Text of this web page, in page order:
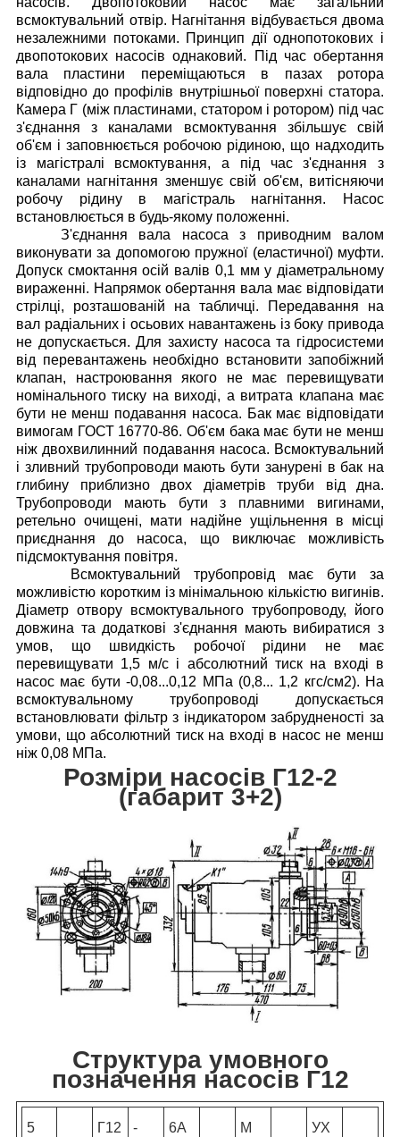
всмоктувальний отвір. Нагнітання відбувається двома
незалежними потоками. Принцип дії однопотокових і
двопотокових насосів однаковий. Під час обертання
вала пластини переміщаються в пазах ротора
відповідно до профілів внутрішньої поверхні статора.
Камера Г (між пластинами, статором і ротором) під час
з'єднання з каналами всмоктування збільшує свій
об'єм і заповнюється робочою рідиною, що надходить
із магістралі всмоктування, а під час з'єднання з
каналами нагнітання зменшує свій об'єм, витісняючи
робочу рідину в магістраль нагнітання.
Насос
встановлюється в будь-якому положенні.
З'єднання вала насоса з приводним валом
виконувати за допомогою пружної (еластичної) муфти.
Допуск смоктання осій валів 0,1 мм у діаметральному
вираженні. Напрямок обертання вала має відповідати
стрілці, розташованій на табличці. Передавання на
вал радіальних і осьових навантажень із боку привода
не допускається. Для захисту насоса та гідросистеми
від перевантажень необхідно встановити запобіжний
клапан, настроювання якого не має перевищувати
номінального тиску на виході, а витрата клапана має
бути не менш подавання насоса. Бак має відповідати
вимогам ГОСТ 16770-86. Об'єм бака має бути не менш
ніж двохвилинний подавання насоса. Всмоктувальний
і зливний трубопроводи мають бути занурені в бак на
глибину приблизно двох діаметрів труби від дна.
Трубопроводи мають бути з плавними вигинами,
ретельно очищені, мати надійне ущільнення в місці
приєднання до насоса, що виключає можливість
підсмоктування повітря.
Всмоктувальний трубопровід має бути за
можливістю коротким із мінімальною кількістю вигинів.
Діаметр отвору всмоктувального трубопроводу, його
довжина та додаткові з'єднання мають вибиратися з
умов, що швидкість робочої рідини не має
перевищувати 1,5 м/с і абсолютний тиск на вході в
насос має бути -0,08...0,12 МПа (0,8... 1,2 кгс/см2). На
всмоктувальному трубопроводі допускається
встановлювати фільтр з індикатором забрудненості за
умови, що абсолютний тиск на вході в насос не менш
ніж 0,08 МПа.
Розміри насосів Г12-2
(габарит 3+2)
Структура умовного
позначення насосів Г12
5
Г12
- 6А М
УХ